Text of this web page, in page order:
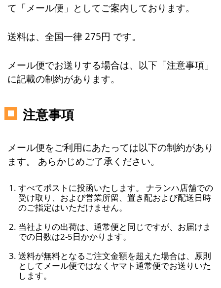
て「メール便」としてご案内しております。
送料は、全国一律 275円 です。
メール便でお送りする場合は、以下「注意事項」
に記載の制約があります。
注意事項
メール便をご利用にあたっては以下の制約があり
ます。 あらかじめご了承ください。
すべてポストに投函いたします。 ナランハ店舗での
受け取り、および営業所留、置き配および配送日時
のご指定はいただけません。
当社よりの出荷は、通常便と同じですが、お届けま
での日数は2-5日かかります。
送料が無料となるご注文金額を超えた場合は、原則
としてメール便ではなくヤマト通常便でお送りいた
します。